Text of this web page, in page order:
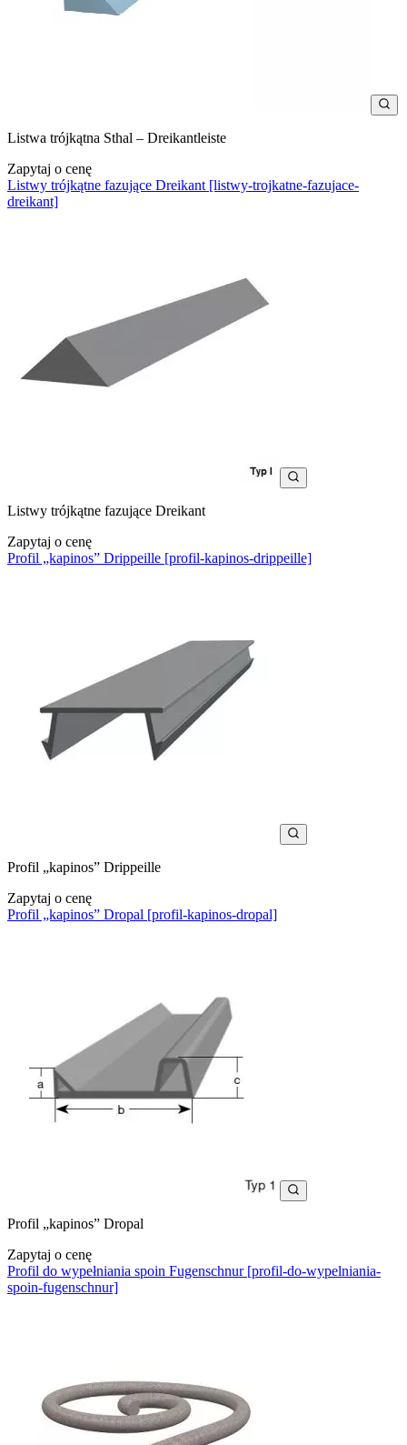
Listwa trójkątna Sthal – Dreikantleiste
Zapytaj o cenę
Listwy trójkątne fazujące Dreikant [listwy-trojkatne-fazujace-
dreikant]
Listwy trójkątne fazujące Dreikant
Zapytaj o cenę
Profil „kapinos” Drippeille [profil-kapinos-drippeille]
Profil „kapinos” Drippeille
Zapytaj o cenę
Profil „kapinos” Dropal [profil-kapinos-dropal]
Profil „kapinos” Dropal
Zapytaj o cenę
Profil do wypełniania spoin Fugenschnur [profil-do-wypelniania-
spoin-fugenschnur]